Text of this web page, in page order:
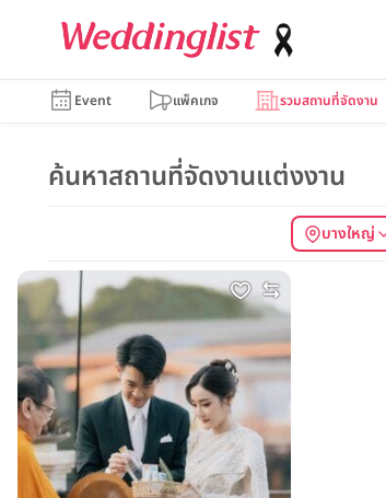
Event แพ็คเกจ รวมสถานที่จัดงาน
ค้นหาสถานที่จัดงานแต่งงาน
บางใหญ่